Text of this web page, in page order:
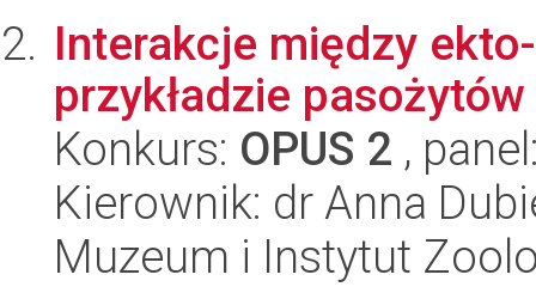
Interakcje między
przykładzie
Konkurs: OPUS 2 ,
Kierownik: dr Anna
Muzeum i Instytut